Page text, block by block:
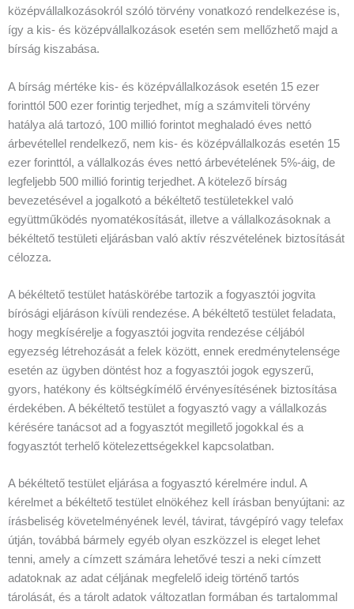
középvállalkozásokról szóló törvény vonatkozó rendelkezése is,
így a kis- és középvállalkozások esetén sem mellőzhető majd a
bírság kiszabása.
A bírság mértéke kis- és középvállalkozások esetén 15 ezer
forinttól 500 ezer forintig terjedhet, míg a számviteli törvény
hatálya alá tartozó, 100 millió forintot meghaladó éves nettó
árbevétellel rendelkező, nem kis- és középvállalkozás esetén 15
ezer forinttól, a vállalkozás éves nettó árbevételének 5%-áig, de
legfeljebb 500 millió forintig terjedhet. A kötelező bírság
bevezetésével a jogalkotó a békéltető testületekkel való
együttműködés nyomatékosítását, illetve a vállalkozásoknak a
békéltető testületi eljárásban való aktív részvételének biztosítását
célozza.
A békéltető testület hatáskörébe tartozik a fogyasztói jogvita
bírósági eljáráson kívüli rendezése. A békéltető testület feladata,
hogy megkísérelje a fogyasztói jogvita rendezése céljából
egyezség létrehozását a felek között, ennek eredménytelensége
esetén az ügyben döntést hoz a fogyasztói jogok egyszerű,
gyors, hatékony és költségkímélő érvényesítésének biztosítása
érdekében. A békéltető testület a fogyasztó vagy a vállalkozás
kérésére tanácsot ad a fogyasztót megillető jogokkal és a
fogyasztót terhelő kötelezettségekkel kapcsolatban.
A békéltető testület eljárása a fogyasztó kérelmére indul. A
kérelmet a békéltető testület elnökéhez kell írásban benyújtani: az
írásbeliség követelményének levél, távirat, távgépíró vagy telefax
útján, továbbá bármely egyéb olyan eszközzel is eleget lehet
tenni, amely a címzett számára lehetővé teszi a neki címzett
adatoknak az adat céljának megfelelő ideig történő tartós
tárolását, és a tárolt adatok változatlan formában és tartalommal